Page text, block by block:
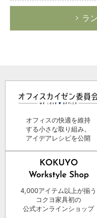
ラ
オフィスの快適を維持
する小さな取り組み。
アイデアレシピを公開
4,000アイテム以上が揃う
コクヨ家具初の
公式オンラインショップ